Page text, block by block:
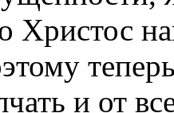
и от